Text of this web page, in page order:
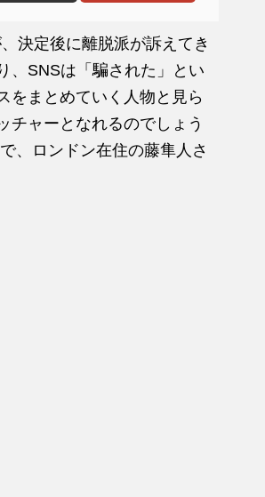
決定後に離脱派が訴えてき
、SNSは「騙された」とい
をまとめていく人物と見ら
チャーとなれるのでしょう
で、ロンドン在住の藤隼人さ